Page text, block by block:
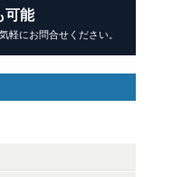
可能
軽にお問合せください。